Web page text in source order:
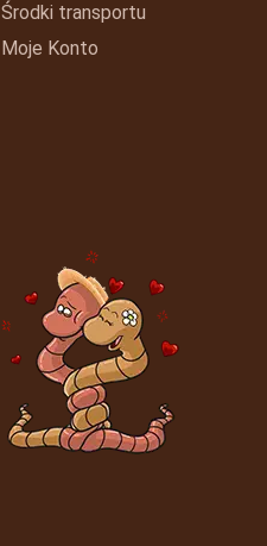
Środki transportu
Moje Konto